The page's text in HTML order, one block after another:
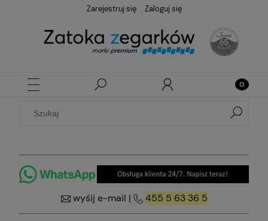
Zarejestruj się Zaloguj się
wyśij e-mail | 455 5 63 36 5